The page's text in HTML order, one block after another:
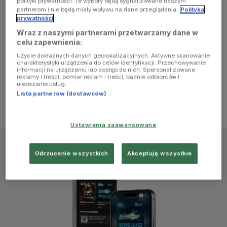
browser
console for
more
information)
partnerom i nie będą miały wpływu na dane przeglądania. Polityka
prywatności
Wraz z naszymi partnerami przetwarzamy dane w
celu zapewnienia:
Użycie dokładnych danych geolokalizacyjnych. Aktywne skanowanie
charakterystyki urządzenia do celów identyfikacji. Przechowywanie
informacji na urządzeniu lub dostęp do nich. Spersonalizowane
reklamy i treści, pomiar reklam i treści, badnie odbiorców i
ulepszanie usług.
Lista partnerów (dostawców)
Ustawienia zaawansowane
Odrzucenie wszystkich Akceptuję wszystkie